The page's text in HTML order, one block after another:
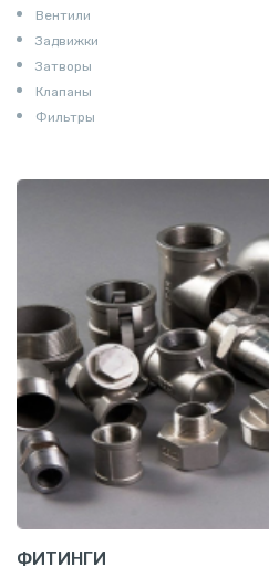
Вентили
Задвижки
Затворы
Клапаны
Фильтры
ФИТИНГИ